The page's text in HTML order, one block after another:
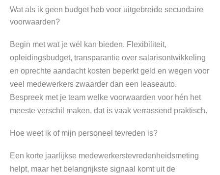
Wat als ik geen budget heb voor uitgebreide secundaire
voorwaarden?
Begin met wat je wél kan bieden. Flexibiliteit,
opleidingsbudget, transparantie over salarisontwikkeling
en oprechte aandacht kosten beperkt geld en wegen voor
veel medewerkers zwaarder dan een leaseauto.
Bespreek met je team welke voorwaarden voor hén het
meeste verschil maken, dat is vaak verrassend praktisch.
Hoe weet ik of mijn personeel tevreden is?
Een korte jaarlijkse medewerkerstevredenheidsmeting
helpt, maar het belangrijkste signaal komt uit de